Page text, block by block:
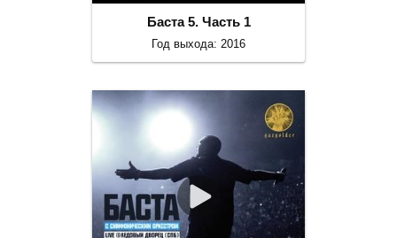
Баста 5. Часть 1
Год выхода: 2016